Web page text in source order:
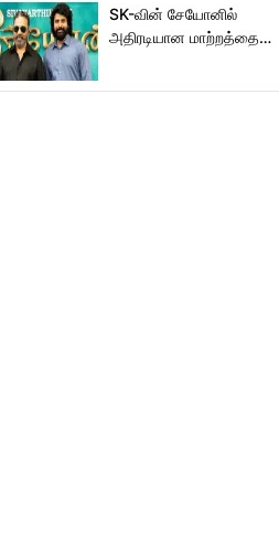
SK-வின் சேயோனில்
அதிரடியான மாற்றத்தை